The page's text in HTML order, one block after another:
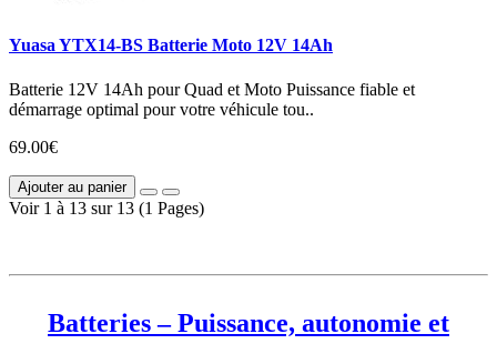
Yuasa YTX14-BS Batterie Moto 12V 14Ah
Batterie 12V 14Ah pour Quad et Moto Puissance fiable et
démarrage optimal pour votre véhicule tou..
69.00€
Ajouter au panier
Voir 1 à 13 sur 13 (1 Pages)
Batteries – Puissance, autonomie et